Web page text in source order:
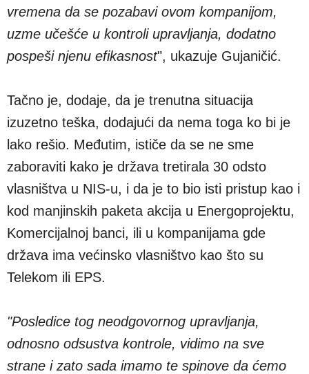
vremena da se pozabavi ovom kompanijom,
uzme učešće u kontroli upravljanja, dodatno
pospeši njenu efikasnost", ukazuje Gujaničić.
Tačno je, dodaje, da je trenutna situacija
izuzetno teška, dodajući da nema toga ko bi je
lako rešio. Međutim, ističe da se ne sme
zaboraviti kako je država tretirala 30 odsto
vlasništva u NIS-u, i da je to bio isti pristup kao i
kod manjinskih paketa akcija u Energoprojektu,
Komercijalnoj banci, ili u kompanijama gde
država ima većinsko vlasništvo kao što su
Telekom ili EPS.
"Posledice tog neodgovornog upravljanja,
odnosno odsustva kontrole, vidimo na sve
strane i zato sada imamo te spinove da ćemo